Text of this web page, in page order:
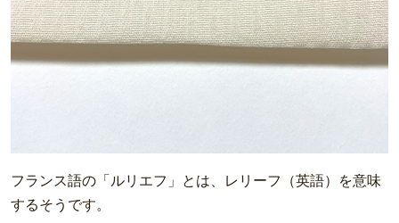
フランス語の「ルリエフ」とは、レリーフ（英語）を意味
するそうです。